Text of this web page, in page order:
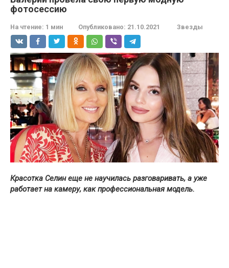
фотосессию
На чтение: 1 мин Опубликовано: 21.10.2021 Звезды
Красотка Селин еще не научилась разговаривать, а уже
работает на камеру, как профессиональная модель.